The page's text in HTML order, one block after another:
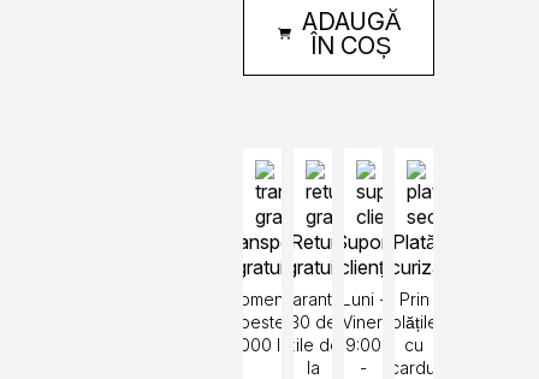
Hayward
SwimClear
C200SE
ADAUGĂ
ÎN COȘ
Transport
gratuit
Comenzi
peste
5000 lei
Retur
gratuit
Garantat
30 de
zile de
la
Suport
clienți
Luni -
Vineri
9:00
-
Plată
securizată
Prin
plățile
cu
cardul